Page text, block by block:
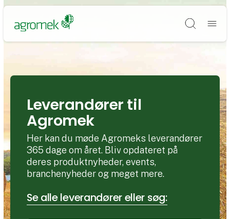
Søg
Leverandører til
Agromek
Her kan du møde Agromeks leverandører
365 dage om året. Bliv opdateret på
deres produktnyheder, events,
branchenyheder og meget mere.
Se alle leverandører eller søg: